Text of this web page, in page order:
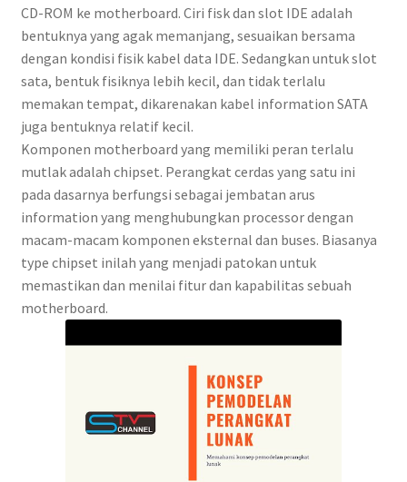
CD-ROM ke motherboard. Ciri fisk dan slot IDE adalah
bentuknya yang agak memanjang, sesuaikan bersama
dengan kondisi fisik kabel data IDE. Sedangkan untuk slot
sata, bentuk fisiknya lebih kecil, dan tidak terlalu
memakan tempat, dikarenakan kabel information SATA
juga bentuknya relatif kecil.
Komponen motherboard yang memiliki peran terlalu
mutlak adalah chipset. Perangkat cerdas yang satu ini
pada dasarnya berfungsi sebagai jembatan arus
information yang menghubungkan processor dengan
macam-macam komponen eksternal dan buses. Biasanya
type chipset inilah yang menjadi patokan untuk
memastikan dan menilai fitur dan kapabilitas sebuah
motherboard.